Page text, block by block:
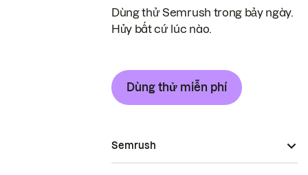
Dùng thử Semrush trong bảy ngày.
Hủy bất cứ lúc nào.
Dùng thử miễn phí
Semrush